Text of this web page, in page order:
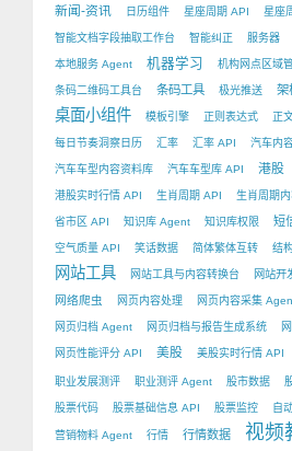
新闻-资讯 日历组件 星座周期 API 星座
智能文档字段抽取工作台 智能纠正 服务器
本地服务 Agent 机器学习 机构网点区域
条码二维码工具台 条码工具 极光推送 架
桌面小组件 模板引擎 正则表达式 正
每日节奏洞察日历 汇率 汇率 API 汽车内
汽车车型内容资料库 汽车车型库 API 港股
港股实时行情 API 生肖周期 API 生肖周期
省市区 API 知识库 Agent 知识库权限 短
空气质量 API 笑话数据 简体繁体互转 结
网站工具 网站工具与内容转换台 网站开
网络爬虫
网页内容处理 网页内容采集
网页归档 Agent 网页归档与报告生成系统
网页性能评分 API 美股 美股实时行情 API
职业发展测评 职业测评 Agent 股市数据
股票代码 股票基础信息 API 股票监控 自
营销物料 Agent 行情 行情数据 视频